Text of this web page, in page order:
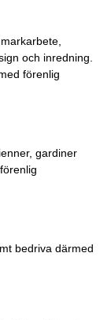
och inredning.
förenlig
gardiner
bedriva därmed